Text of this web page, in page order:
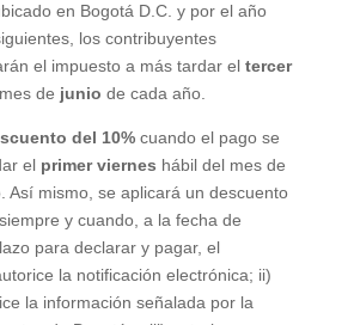
en Bogotá D.C. y por el año
los contribuyentes
el impuesto a más tardar el tercer
de junio de cada año.
del 10%cuando el pago se
el primer viernes hábil del mes de
Así mismo, se aplicará un descuento
y cuando, a la fecha de
para declarar y pagar, el
la notificación electrónica; ii)
la información señalada por la